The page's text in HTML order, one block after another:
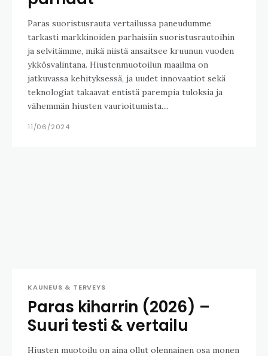
Paras suoristusrauta vertailussa paneudumme
tarkasti markkinoiden parhaisiin suoristusrautoihin
ja selvitämme, mikä niistä ansaitsee kruunun vuoden
ykkösvalintana. Hiustenmuotoilun maailma on
jatkuvassa kehityksessä, ja uudet innovaatiot sekä
teknologiat takaavat entistä parempia tuloksia ja
vähemmän hiusten vaurioitumista....
11/06/2024
KAUNEUS & TERVEYS
Paras kiharrin (2026) –
Suuri testi & vertailu
Hiusten muotoilu on aina ollut olennainen osa monen